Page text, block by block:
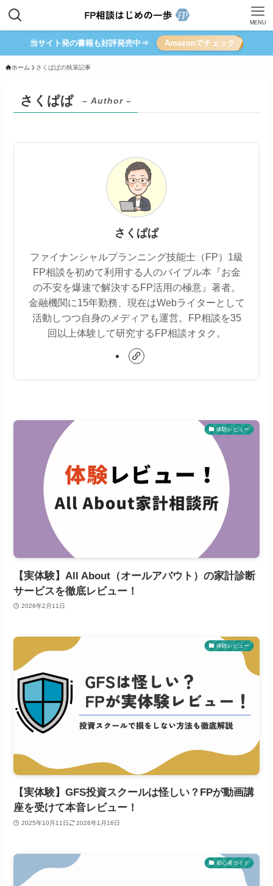
MENU
当サイト発の書籍も好評発売中⇒ Amazonでチェック
ホーム さくぱぱの執筆記事
さくぱぱ – Author –
さくぱぱ
ファイナンシャルプランニング技能士（FP）1級
FP相談を初めて利用する人のバイブル本『お金
の不安を爆速で解決するFP活用の極意』著者。
金融機関に15年勤務、現在はWebライターとして
活動しつつ自身のメディアも運営。FP相談を35
回以上体験して研究するFP相談オタク。
体験レビュー
【実体験】All About（オールアバウト）の家計診断
サービスを徹底レビュー！
2026年2月11日
体験レビュー
【実体験】GFS投資スクールは怪しい？FPが動画講
座を受けて本音レビュー！
2025年10月11日 2026年1月16日
初心者ガイド